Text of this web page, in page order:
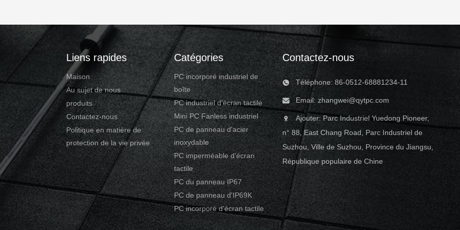
～36V)wide voltage input
Product Advantage 1. Wide
to 70°C working
range. 2. Industrial LCD
wide viewing angle with high nits
candidates for GPS systems, 24 hour
surveillance and IoT infrastructures.
Resilient and reliable hardware equipped
in this product lineup will provide the
confidence one desires towards
Input,(+9V～36V)wide voltage input
optional Product Advantage 1. Wide
range: -20°C to 70°C working
temperature range. 2. Industrial LCD
panel is wide viewing angle with high nits
and
Liens rapides
Maison
Au sujet de nous
produits
Contactez-nous
Politique en matière de
protection de la vie privée
Catégories
PC incorporé industriel de
boîte
PC industriel d'écran tactile
Mini PC Fanless industriel
PC de panneau d'acier
inoxydable
PC imperméable d'écran
tactile
PC du panneau IP67
PC de panneau d'IP69K
PC incorporé d'écran tactile
Contactez-nous
Téléphone: 86-0512-68881234-11
Email: zhangwei@qytpc.com
Ajouter: Parc Industriel Yuedong Pioneer,
n° 88, East Chang Road, Parc Industriel de
Suzhou, Ville de Suzhou, Province du Jiangsu,
République populaire de Chine